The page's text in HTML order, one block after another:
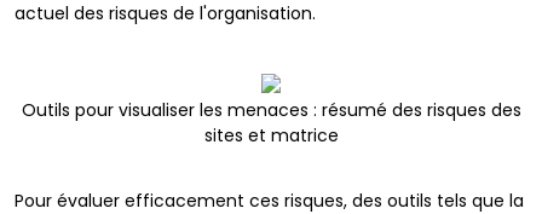
actuel des risques de l'organisation.
Outils pour visualiser les menaces : résumé des risques des
sites et matrice
Pour évaluer efficacement ces risques, des outils tels que la